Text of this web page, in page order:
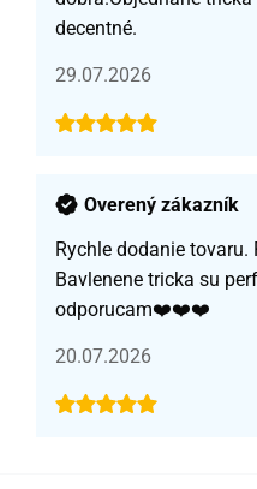
decentné.
29.07.2026
Overený zákazník
Rychle dodanie
Bavlenene tricka su
odporucam❤️❤️❤️
20.07.2026